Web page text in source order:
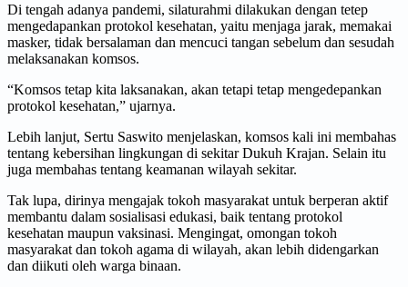
Di tengah adanya pandemi, silaturahmi dilakukan dengan tetep
mengedapankan protokol kesehatan, yaitu menjaga jarak, memakai
masker, tidak bersalaman dan mencuci tangan sebelum dan sesudah
melaksanakan komsos.
“Komsos tetap kita laksanakan, akan tetapi tetap mengedepankan
protokol kesehatan,” ujarnya.
Lebih lanjut, Sertu Saswito menjelaskan, komsos kali ini membahas
tentang kebersihan lingkungan di sekitar Dukuh Krajan. Selain itu
juga membahas tentang keamanan wilayah sekitar.
Tak lupa, dirinya mengajak tokoh masyarakat untuk berperan aktif
membantu dalam sosialisasi edukasi, baik tentang protokol
kesehatan maupun vaksinasi. Mengingat, omongan tokoh
masyarakat dan tokoh agama di wilayah, akan lebih didengarkan
dan diikuti oleh warga binaan.